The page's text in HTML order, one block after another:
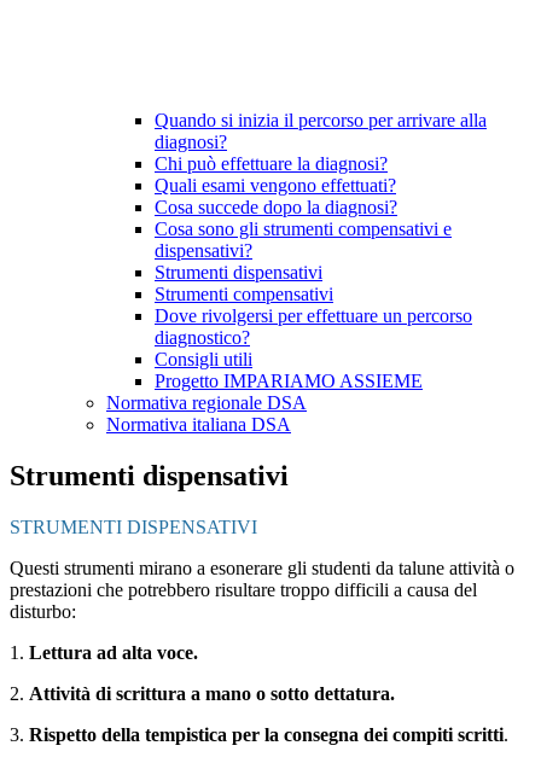
Quando si inizia il percorso per arrivare alla
diagnosi?
Chi può effettuare la diagnosi?
Quali esami vengono effettuati?
Cosa succede dopo la diagnosi?
Cosa sono gli strumenti compensativi e
dispensativi?
Strumenti dispensativi
Strumenti compensativi
Dove rivolgersi per effettuare un percorso
diagnostico?
Consigli utili
Progetto IMPARIAMO ASSIEME
Normativa regionale DSA
Normativa italiana DSA
Strumenti dispensativi
STRUMENTI DISPENSATIVI
Questi strumenti mirano a esonerare gli studenti da talune attività o
prestazioni che potrebbero risultare troppo difficili a causa del
disturbo:
1. Lettura ad alta voce.
2. Attività di scrittura a mano o sotto dettatura.
3. Rispetto della tempistica per la consegna dei compiti scritti.